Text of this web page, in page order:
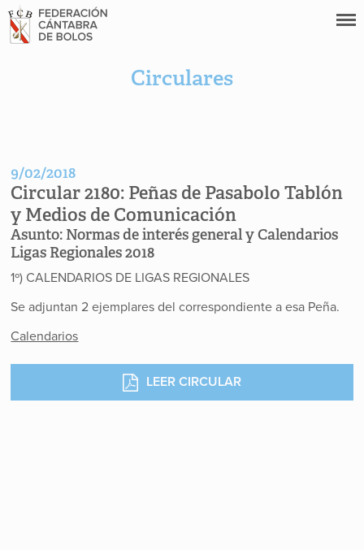
Circulares
9/02/2018
Circular 2180: Peñas de Pasabolo Tablón
y Medios de Comunicación
Asunto: Normas de interés general y Calendarios
Ligas Regionales 2018
1º) CALENDARIOS DE LIGAS REGIONALES
Se adjuntan 2 ejemplares del correspondiente a esa Peña.
Calendarios
LEER CIRCULAR